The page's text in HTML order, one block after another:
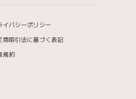
イバシーポリシー
商取引法に基づく表記
規約